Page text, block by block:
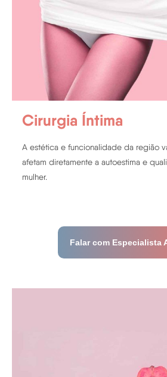
Cirurgia Íntima
A estética e funcionalidade da região
afetam diretamente a autoestima e
mulher.
Falar com Especialista